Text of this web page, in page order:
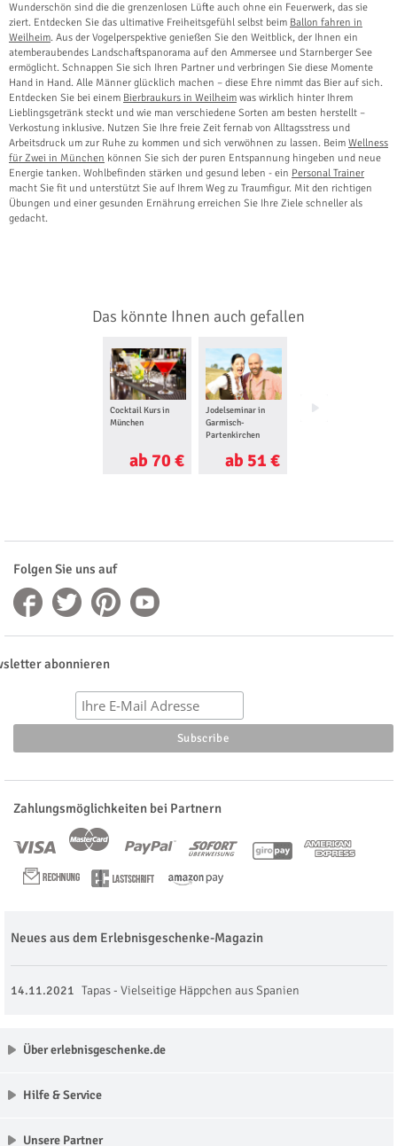
Wunderschön sind die die grenzenlosen Lüfte auch ohne ein Feuerwerk, das sie
ziert. Entdecken Sie das ultimative Freiheitsgefühl selbst beim Ballon fahren in
Weilheim. Aus der Vogelperspektive genießen Sie den Weitblick, der Ihnen ein
atemberaubendes Landschaftspanorama auf den Ammersee und Starnberger See
ermöglicht. Schnappen Sie sich Ihren Partner und verbringen Sie diese Momente
Hand in Hand. Alle Männer glücklich machen – diese Ehre nimmt das Bier auf sich.
Entdecken Sie bei einem Bierbraukurs in Weilheim was wirklich hinter Ihrem
Lieblingsgetränk steckt und wie man verschiedene Sorten am besten herstellt –
Verkostung inklusive. Nutzen Sie Ihre freie Zeit fernab von Alltagsstress und
Arbeitsdruck um zur Ruhe zu kommen und sich verwöhnen zu lassen. Beim Wellness
für Zwei in München können Sie sich der puren Entspannung hingeben und neue
Energie tanken. Wohlbefinden stärken und gesund leben - ein Personal Trainer
macht Sie fit und unterstützt Sie auf Ihrem Weg zu Traumfigur. Mit den richtigen
Übungen und einer gesunden Ernährung erreichen Sie Ihre Ziele schneller als
gedacht.
Das könnte Ihnen auch gefallen
Cocktail Kurs in
München
ab 70 €
Jodelseminar in
Garmisch-
Partenkirchen
ab 51 €
Grillkurs in
Folgen Sie uns auf
abonnieren
Zahlungsmöglichkeiten bei Partnern
Neues aus dem Erlebnisgeschenke-Magazin
14.11.2021 Tapas - Vielseitige Häppchen aus Spanien
Über erlebnisgeschenke.de
Hilfe & Service
Unsere Partner